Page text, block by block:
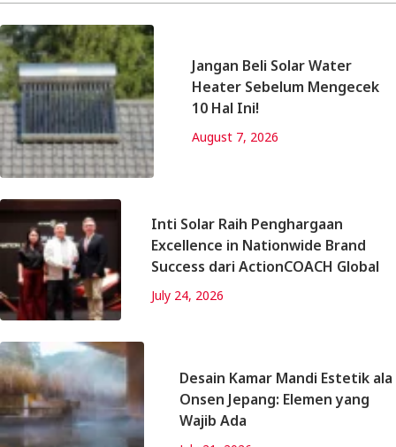
Jangan Beli Solar Water
Heater Sebelum Mengecek
10 Hal Ini!
August 7, 2026
Inti Solar Raih Penghargaan
Excellence in Nationwide Brand
Success dari ActionCOACH Global
July 24, 2026
Desain Kamar Mandi Estetik ala
Onsen Jepang: Elemen yang
Wajib Ada